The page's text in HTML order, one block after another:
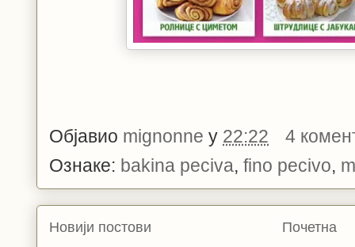
Објавио mignonne у 22:22
4
Ознаке: bakina peciva, fino pecivo,
Новији постови
Почетна